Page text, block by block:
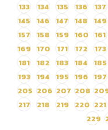
133
134 135 136 137
145
146 147 148 149
157
158 159 160 161
169 170 171 172 173
181
182 183 184 185
193 194 195 196 197
205 206 207 208
217
218 219 220 221
229